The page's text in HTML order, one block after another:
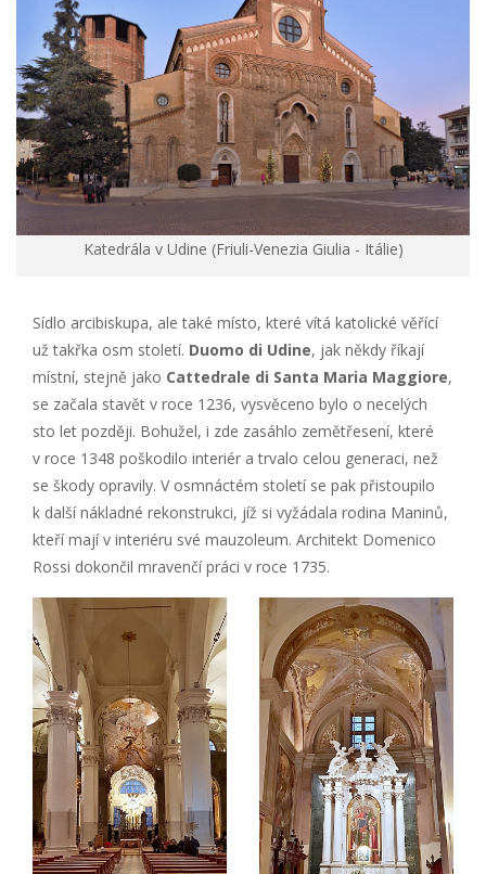
Katedrála v Udine (Friuli-Venezia Giulia - Itálie)
Sídlo arcibiskupa, ale také místo, které vítá katolické věřící
už takřka osm století. Duomo di Udine, jak někdy říkají
místní, stejně jako Cattedrale di Santa Maria Maggiore,
se začala stavět v roce 1236, vysvěceno bylo o necelých
sto let později. Bohužel, i zde zasáhlo zemětřesení, které
v roce 1348 poškodilo interiér a trvalo celou generaci, než
se škody opravily. V osmnáctém století se pak přistoupilo
k další nákladné rekonstrukci, jíž si vyžádala rodina Maninů,
kteří mají v interiéru své mauzoleum. Architekt Domenico
Rossi dokončil mravenčí práci v roce 1735.